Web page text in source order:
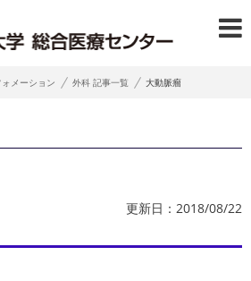
メーション 外科 記事一覧 大動脈瘤
更新日：2018/08/22